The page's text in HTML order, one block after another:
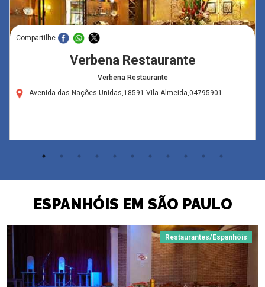
Compartilhe
Verbena Restaurante
Verbena Restaurante
Avenida das Nações Unidas,18591-Vila Almeida,04795901
ESPANHÓIS EM SÃO PAULO
Restaurantes/Espanhóis